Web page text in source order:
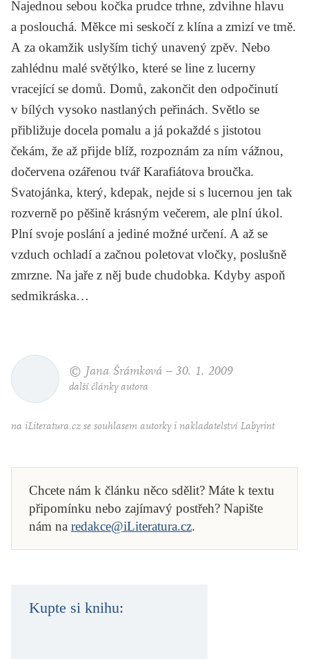
Najednou sebou kočka prudce trhne, zdvihne hlavu
a poslouchá. Měkce mi seskočí z klína a zmizí ve tmě.
A za okamžik uslyším tichý unavený zpěv. Nebo
zahlédnu malé světýlko, které se line z lucerny
vracející se domů. Domů, zakončit den odpočinutí
v bílých vysoko nastlaných peřinách. Světlo se
přibližuje docela pomalu a já pokaždé s jistotou
čekám, že až přijde blíž, rozpoznám za ním vážnou,
dočervena ozářenou tvář Karafiátova broučka.
Svatojánka, který, kdepak, nejde si s lucernou jen tak
rozverně po pěšině krásným večerem, ale plní úkol.
Plní svoje poslání a jediné možné určení. A až se
vzduch ochladí a začnou poletovat vločky, poslušně
zmrzne. Na jaře z něj bude chudobka. Kdyby aspoň
sedmikráska…
© Jana Šrámková – 30. 1. 2009
další články autora
na iLiteratura.cz se souhlasem autorky i nakladatelství Labyrint
Chcete nám k článku něco sdělit? Máte k textu
připomínku nebo zajímavý postřeh? Napište
nám na redakce@iLiteratura.cz.
Kupte si knihu: